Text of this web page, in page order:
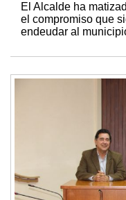
El Alcalde ha
el compromiso que
endeudar al